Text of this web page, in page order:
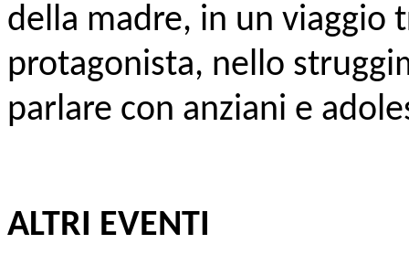
della madre, in un viaggio
protagonista, nello
parlare con anziani e
ALTRI EVENTI